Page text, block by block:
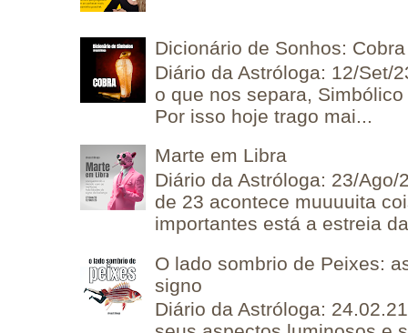
Dicionário de Sonhos: Cobra
Diário da Astróloga: 12/Set/
o que nos separa,
Por isso hoje trago mai...
Marte em Libra
Diário da Astróloga: 23/
de 23 acontece muuuuita
importantes está a estreia
O lado sombrio de Peixes:
signo
Diário da Astróloga: